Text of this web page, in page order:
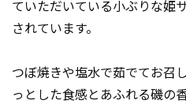
ていただいている小ぶりな姫
されています。
つぼ焼きや塩水で茹でてお召
っとした食感とあふれる磯の